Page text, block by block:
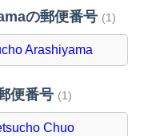
の郵便番号 (1)
Arashiyama
便番号 (1)
Chuo